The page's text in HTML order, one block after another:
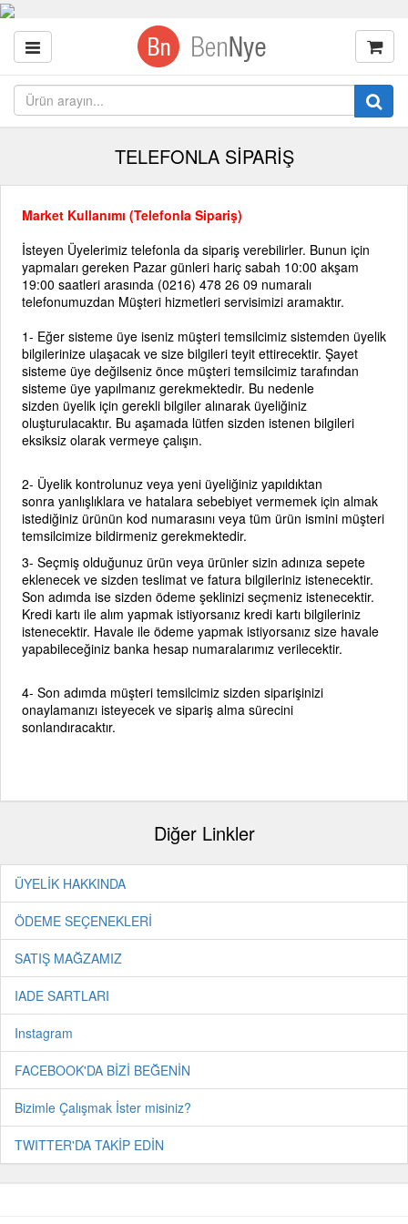
TELEFONLA SİPARİŞ
Market Kullanımı (Telefonla Sipariş)
İsteyen Üyelerimiz telefonla da sipariş verebilirler. Bunun için
yapmaları gereken Pazar günleri hariç sabah 10:00 akşam
19:00 saatleri arasında (0216) 478 26 09 numaralı
telefonumuzdan Müşteri hizmetleri servisimizi aramaktır.
1- Eğer sisteme üye iseniz müşteri temsilcimiz sistemden üyelik
bilgilerinize ulaşacak ve size bilgileri teyit ettirecektir. Şayet
sisteme üye değilseniz önce müşteri temsilcimiz tarafından
sisteme üye yapılmanız gerekmektedir. Bu nedenle
sizden üyelik için gerekli bilgiler alınarak üyeliğiniz
oluşturulacaktır. Bu aşamada lütfen sizden istenen bilgileri
eksiksiz olarak vermeye çalışın.
2- Üyelik kontrolunuz veya yeni üyeliğiniz yapıldıktan
sonra yanlışlıklara ve hatalara sebebiyet vermemek için almak
istediğiniz ürünün kod numarasını veya tüm ürün ismini müşteri
temsilcimize bildirmeniz gerekmektedir.
3- Seçmiş olduğunuz ürün veya ürünler sizin adınıza sepete
eklenecek ve sizden teslimat ve fatura bilgileriniz istenecektir.
Son adımda ise sizden ödeme şeklinizi seçmeniz istenecektir.
Kredi kartı ile alım yapmak istiyorsanız kredi kartı bilgileriniz
istenecektir. Havale ile ödeme yapmak istiyorsanız size havale
yapabileceğiniz banka hesap numaralarımız verilecektir.
4- Son adımda müşteri temsilcimiz sizden siparişinizi
onaylamanızı isteyecek ve sipariş alma sürecini
sonlandıracaktır.
Diğer Linkler
ÜYELİK HAKKINDA
ÖDEME SEÇENEKLERİ
SATIŞ MAĞZAMIZ
IADE SARTLARI
Instagram
FACEBOOK'DA BİZİ BEĞENİN
Bizimle Çalışmak İster misiniz?
TWITTER'DA TAKİP EDİN